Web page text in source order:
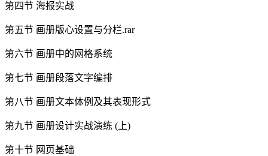
第四节 海报实战
第五节 画册版心设置与分栏.rar
第六节 画册中的网格系统
第七节 画册段落文字编排
第八节 画册文本体例及其表现形式
第九节 画册设计实战演练 (上)
第十节 网页基础